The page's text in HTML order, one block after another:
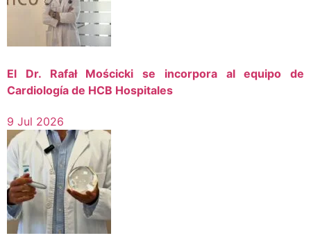
El Dr. Rafał Mościcki se incorpora al equipo de
Cardiología de HCB Hospitales
9 Jul 2026